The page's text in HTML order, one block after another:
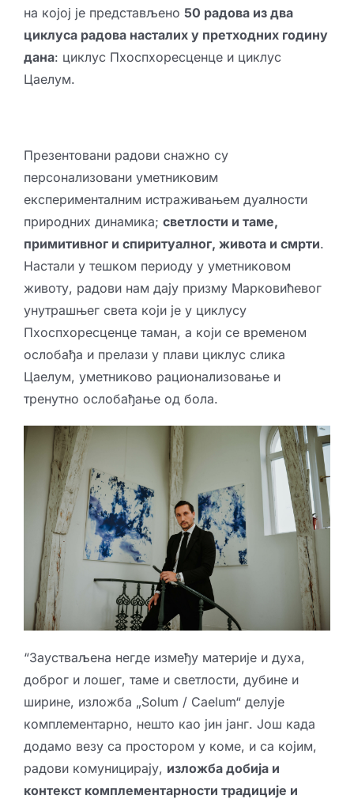
на којој је представљено 50 радова из два
циклуса радова насталих у претходних годину
дана: циклус Пхоспхоресценце и циклус
Цаелум.
Презентовани радови снажно су
персонализовани уметниковим
експерименталним истраживањем дуалности
природних динамика; светлости и таме,
примитивног и спиритуалног, живота и смрти.
Настали у тешком периоду у уметниковом
животу, радови нам дају призму Марковићевог
унутрашњег света који је у циклусу
Пхоспхоресценце таман, а који се временом
ослобађа и прелази у плави циклус слика
Цаелум, уметниково рационализовање и
тренутно ослобађање од бола.
“Заустваљена негде између материје и духа,
доброг и лошег, таме и светлости, дубине и
ширине, изложба „Solum / Caelum“ делује
комплементарно, нешто као јин јанг. Још када
додамо везу са простором у коме, и са којим,
радови комуницирају, изложба добија и
контекст комплементарности традиције и